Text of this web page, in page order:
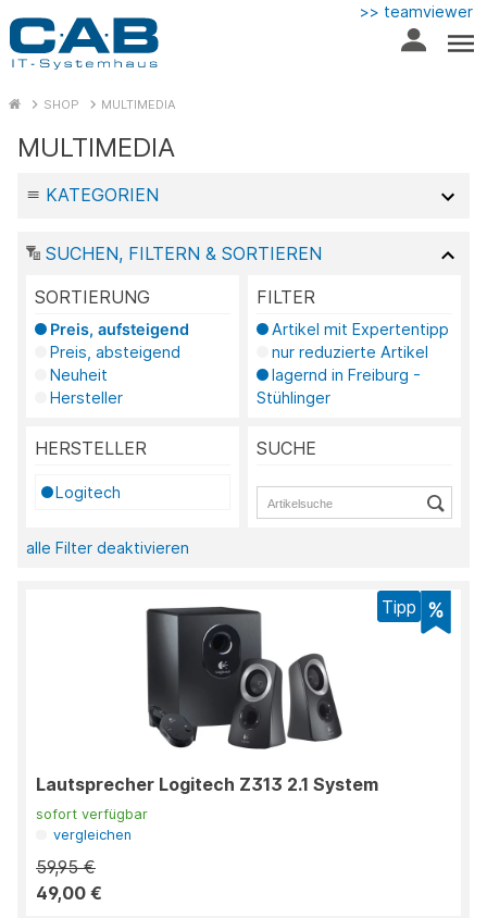
>> teamviewer
SHOP MULTIMEDIA
MULTIMEDIA
KATEGORIEN
SUCHEN, FILTERN & SORTIEREN
SORTIERUNG
Preis, aufsteigend
Preis, absteigend
Neuheit
Hersteller
FILTER
Artikel mit Expertentipp
nur reduzierte Artikel
lagernd in Freiburg -
Stühlinger
HERSTELLER
Logitech
SUCHE
alle Filter deaktivieren
Tipp
Lautsprecher Logitech Z313 2.1 System
sofort verfügbar
vergleichen
59,95 €
49,00 €